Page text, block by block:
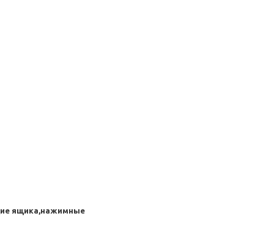
ящика,нажимные